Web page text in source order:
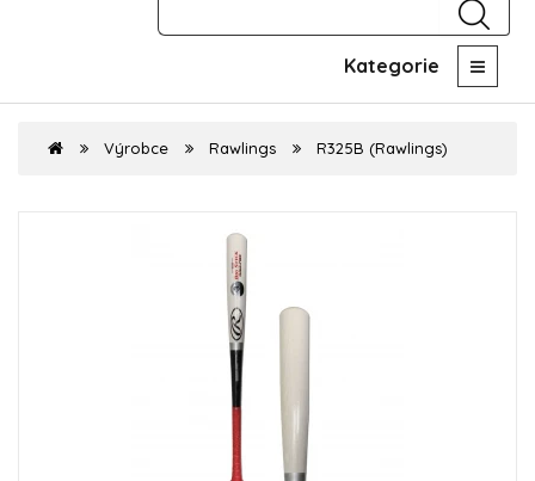
Kategorie
Výrobce Rawlings R325B (Rawlings)